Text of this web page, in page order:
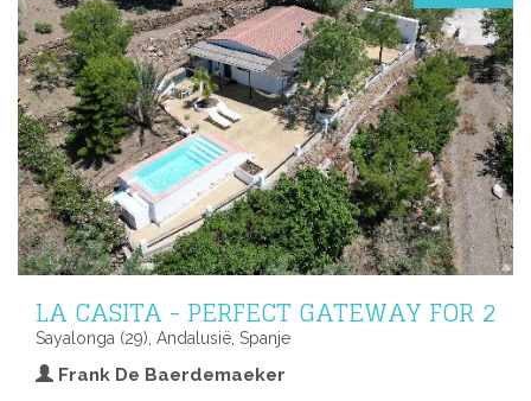
LA CASITA - PERFECT GATEWAY FOR 2
Sayalonga (29), Andalusië, Spanje
Frank De Baerdemaeker